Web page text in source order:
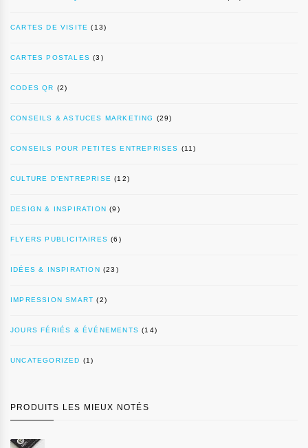
CARTES DE VISITE (13)
CARTES POSTALES (3)
CODES QR (2)
CONSEILS & ASTUCES MARKETING (29)
CONSEILS POUR PETITES ENTREPRISES (11)
CULTURE D’ENTREPRISE (12)
DESIGN & INSPIRATION (9)
FLYERS PUBLICITAIRES (6)
IDÉES & INSPIRATION (23)
IMPRESSION SMART (2)
JOURS FÉRIÉS & ÉVÉNEMENTS (14)
UNCATEGORIZED (1)
PRODUITS LES MIEUX NOTÉS